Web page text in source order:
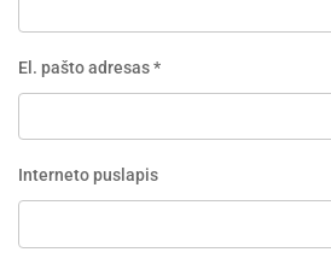
El. pašto adresas*
Interneto puslapis